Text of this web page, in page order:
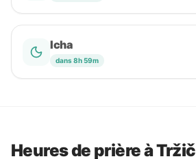
Icha
dans 8h 59m
Heures de prière à Tržič